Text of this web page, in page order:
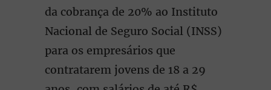
da cobrança de 20% ao Instituto
Nacional de Seguro Social (INSS)
para os empresários que
contratarem jovens de 18 a 29